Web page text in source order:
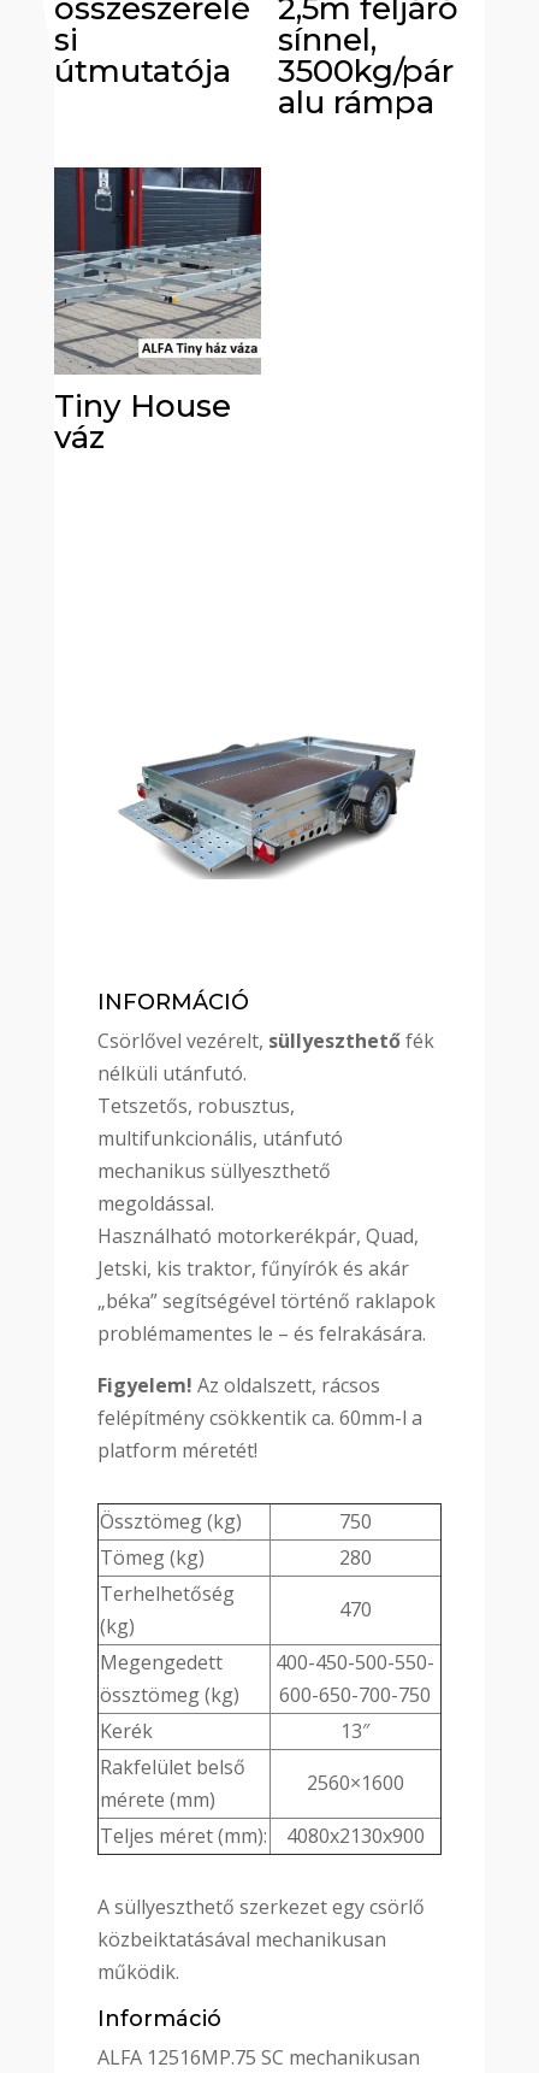
összeszerelé
si
útmutatója
2,5m feljáró
sínnel,
3500kg/pár
alu rámpa
Tiny House
váz
INFORMÁCIÓ
Csörlővel vezérelt, süllyeszthetőfék
nélküli utánfutó.
Tetszetős, robusztus,
multifunkcionális, utánfutó
mechanikus süllyeszthető
megoldással.
Használható motorkerékpár, Quad,
Jetski, kis traktor, fűnyírók és akár
„béka” segítségével történő raklapok
problémamentes le – és felrakására.
Figyelem! Az oldalszett, rácsos
felépítmény csökkentik ca. 60mm-l a
platform méretét!
Össztömeg (kg)
750
Tömeg (kg)
280
Terhelhetőség
(kg)
470
Megengedett
össztömeg (kg)
400-450-500-550-
600-650-700-750
Kerék
13″
Rakfelület belső
mérete (mm)
2560×1600
Teljes méret (mm):
4080x2130x900
A süllyeszthető szerkezet egy csörlő
közbeiktatásával mechanikusan
működik.
Információ
ALFA 12516MP.75 SC mechanikusan